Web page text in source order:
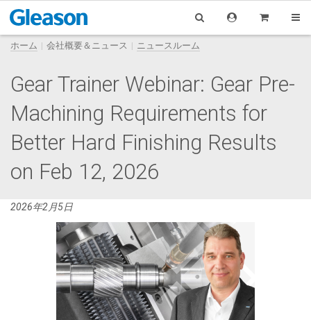
ホーム 会社概要＆ニュース ニュースルーム
Gear Trainer Webinar: Gear Pre-
Machining Requirements for
Better Hard Finishing Results
on Feb 12, 2026
2026年2月5日